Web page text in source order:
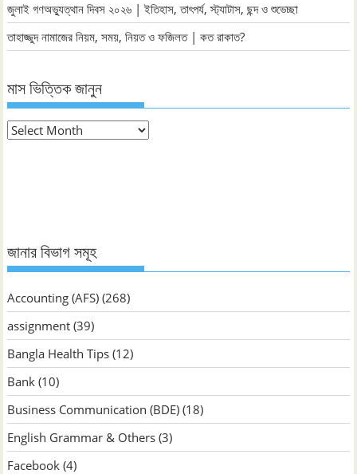
জুলাই গণঅভ্যুত্থান দিবস ২০২৬ | ইতিহাস, তাৎপর্য, স্ট্যাটাস, ছন্দ ও শুভেচ্ছা
তাহাজ্জুদ নামাজের নিয়ম, সময়, নিয়ত ও ফজিলত | কত রাকাত?
মাস ভিত্তিক জানুন
মাস
জানার বিভাগ সমূহ
Accounting (AFS) (268)
assignment (39)
Bangla Health Tips (12)
Bank (10)
Business Communication (BDE) (18)
English Grammar & Others (3)
Facebook (4)